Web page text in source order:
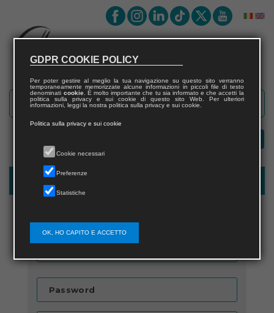
Registrazione nuovo utente per acquisti sul sito
Password
GDPR COOKIE POLICY
Per poter gestire al meglio la tua navigazione su questo sito verranno
temporaneamente memorizzate alcune informazioni in piccoli file di testo
denominati cookie. È molto importante che tu sia informato e che accetti la
politica sulla privacy e sui cookie di questo sito Web. Per ulteriori
informazioni, leggi la nostra politica sulla privacy e sui cookie.
Politica sulla privacy e sui cookie
Cookie necessari
Preferenze
Statistiche
OK, HO CAPITO E ACCETTO